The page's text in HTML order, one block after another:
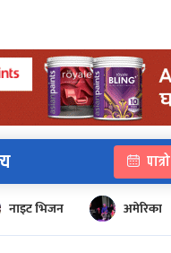
पात्रो
नाइट भिजन अमेरिका